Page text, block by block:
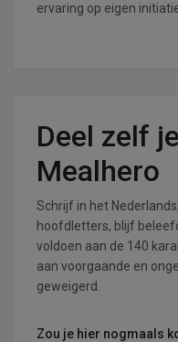
ervaring op eigen
Deel zelf
Mealhero
Schrijf in het
hoofdletters, blijf
voldoen aan de 140
aan voorgaande en
geweigerd.
Zou je hier nogmaals